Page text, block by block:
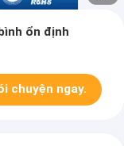
ổn định
chuyện ngay.